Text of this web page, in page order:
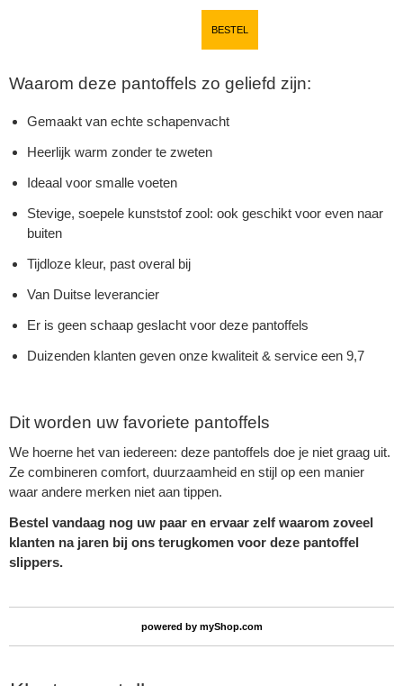
BESTEL
Waarom deze pantoffels zo geliefd zijn:
Gemaakt van echte schapenvacht
Heerlijk warm zonder te zweten
Ideaal voor smalle voeten
Stevige, soepele kunststof zool: ook geschikt voor even naar
buiten
Tijdloze kleur, past overal bij
Van Duitse leverancier
Er is geen schaap geslacht voor deze pantoffels
Duizenden klanten geven onze kwaliteit & service een 9,7
Dit worden uw favoriete pantoffels
We hoerne het van iedereen: deze pantoffels doe je niet graag uit.
Ze combineren comfort, duurzaamheid en stijl op een manier
waar andere merken niet aan tippen.
Bestel vandaag nog uw paar en ervaar zelf waarom zoveel
klanten na jaren bij ons terugkomen voor deze pantoffel
slippers.
powered by myShop.com